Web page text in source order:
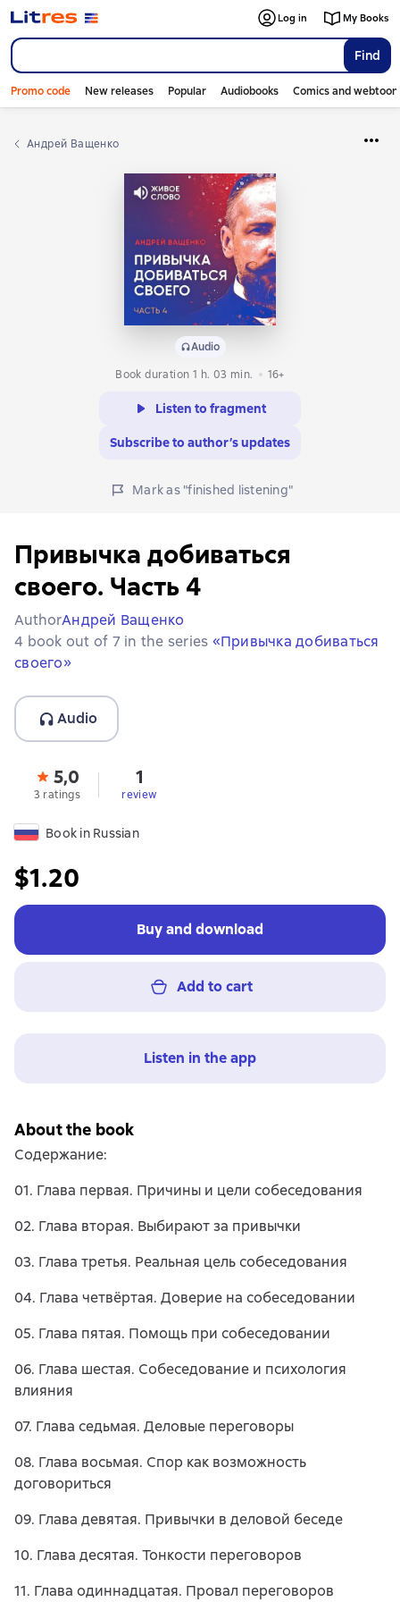
Find
Log in My Books
Promo code New releases Popular Audiobooks Comics and
Андрей Ващенко
Audio
Book duration 1 h. 03 min.
16+
Listen to fragment
Subscribe to author’s updates
Mark as "finished listening"
Привычка добиваться
своего. Часть 4
AuthorАндрей Ващенко
4 book out of 7 in the series «Привычка добиваться
своего»
Audio
5,0
3 ratings
1
review
Book in Russian
$1.20
Buy and download
Add to cart
Listen in the app
About the book
Содержание:
01. Глава первая. Причины и цели собеседования
02. Глава вторая. Выбирают за привычки
03. Глава третья. Реальная цель собеседования
04. Глава четвёртая. Доверие на собеседовании
05. Глава пятая. Помощь при собеседовании
06. Глава шестая. Собеседование и психология
влияния
07. Глава седьмая. Деловые переговоры
08. Глава восьмая. Спор как возможность
договориться
09. Глава девятая. Привычки в деловой беседе
10. Глава десятая. Тонкости переговоров
11. Глава одиннадцатая. Провал переговоров